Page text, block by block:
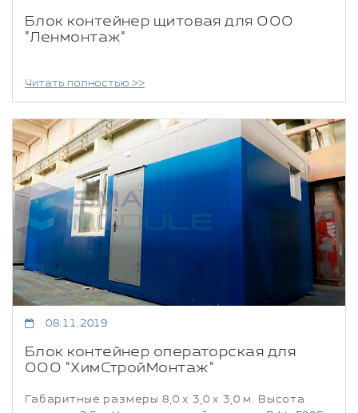
Блок контейнер щитовая для ООО
"Ленмонтаж"
Читать полностью >>
08.11.2019
Блок контейнер операторская для
ООО "ХимСтройМонтаж"
Габаритные размеры 8,0 х 3,0 х 3,0 м. Высота